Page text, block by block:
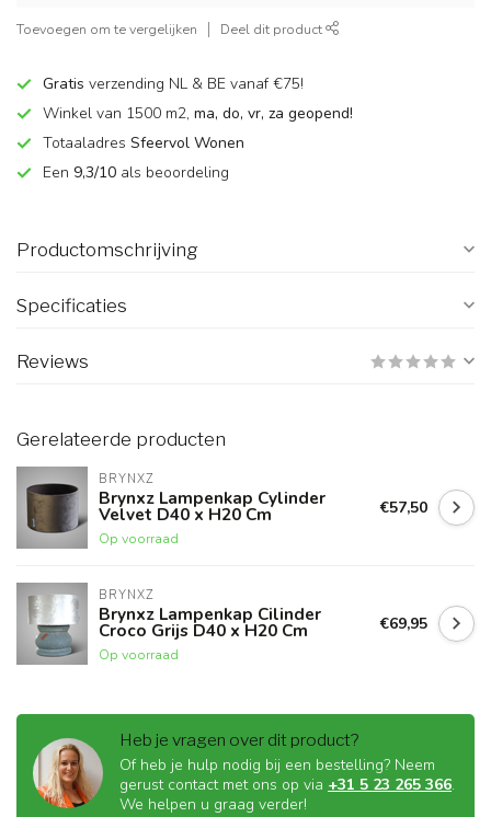
Toevoegen om te vergelijken Deel dit product
Gratis verzending NL & BE vanaf €75!
Winkel van 1500 m2, ma, do, vr, za geopend!
Totaaladres Sfeervol Wonen
Een 9,3/10 als beoordeling
Productomschrijving
Specificaties
Reviews
Gerelateerde producten
BRYNXZ
Brynxz Lampenkap Cylinder
Velvet D40 x H20 Cm
Op voorraad
€57,50
BRYNXZ
Brynxz Lampenkap Cilinder
Croco Grijs D40 x H20 Cm
Op voorraad
€69,95
Heb je vragen over dit product?
Of heb je hulp nodig bij een bestelling? Neem
gerust contact met ons op via +31 5 23 265 366.
We helpen u graag verder!